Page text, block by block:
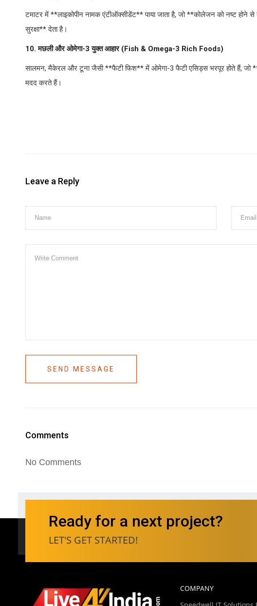
टमाटर में **लाइकोपीन नामक एंटीऑक्सीडेंट** पाया जाता है, जो **कोलेजन को नष्ट होने
सुरक्षा** देता है।
10. मछली और ओमेगा-3 युक्त आहार (Fish & Omega-3 Rich Foods)
सालमन, मैकेरल और टूना जैसी **फैटी फिश** में ओमेगा-3 फैटी एसिड्स भरपूर होते हैं, जो
मदद करते हैं।
Leave a Reply
SEND MESSAGE
Comments
No Comments
Ready for a next project?
LET'S GET STARTED!
COMPANY